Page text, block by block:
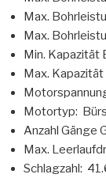
Max.
Max.
Min. Kapazität
Max.
Motortyp:
Anzahl Gänge
Max.
Schlagzahl: